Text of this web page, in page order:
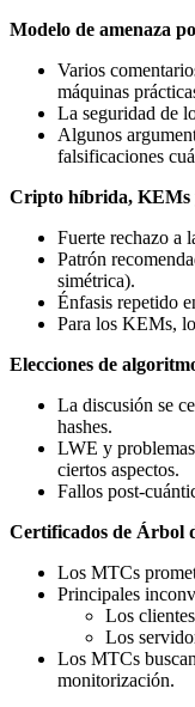
Modelo de amenaza
Varios
máquinas
La seguridad de
Algunos
falsificaciones
Cripto híbrida, KEMs
Fuerte rechazo a
Patrón
simétrica).
Énfasis repetido
Para los KEMs,
Elecciones de
La discusión se
hashes.
LWE y
ciertos aspectos.
Fallos post-
Certificados de Árbol
Los MTCs
Principales
Los
Los
Los MTCs
monitorización.